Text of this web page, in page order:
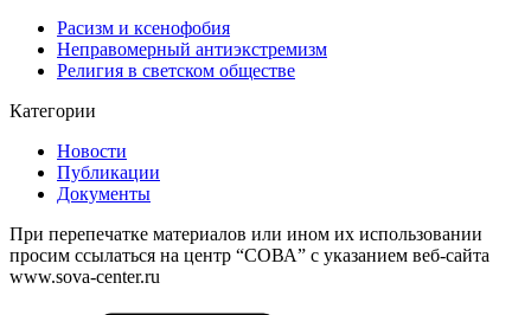
Расизм и ксенофобия
Неправомерный антиэкстремизм
Религия в светском обществе
Категории
Новости
Публикации
Документы
При перепечатке материалов или ином их использовании
просим ссылаться на центр “СОВА” с указанием веб-сайта
www.sova-center.ru